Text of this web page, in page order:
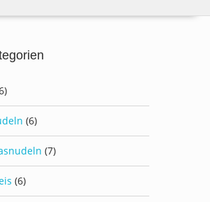
(6)
(7)
(6)